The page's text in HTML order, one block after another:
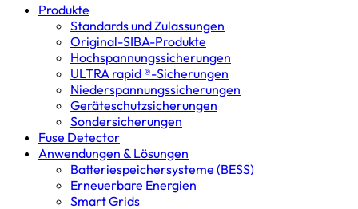
Produkte
Standards und Zulassungen
Original-SIBA-Produkte
Hochspannungs­sicherungen
ULTRA rapid ®-Sicherungen
Niederspannungs­sicherungen
Geräteschutz­sicherungen
Sondersicherungen
Fuse Detector
Anwendungen & Lösungen
Batterie­speicher­systeme (BESS)
Erneuerbare Energien
Smart Grids